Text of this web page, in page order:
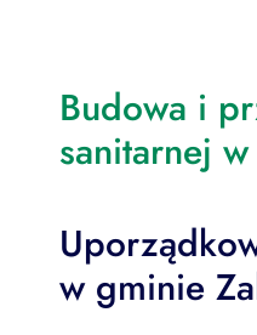
Budowa i
sanitarnej
w gminie